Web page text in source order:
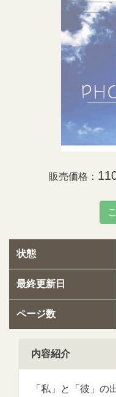
販売価格：
状態
最終更新日
ページ数
内容紹介
「私」と「彼」の